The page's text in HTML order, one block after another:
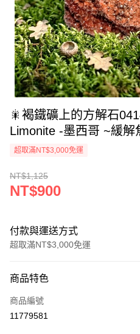
🎇褐鐵礦上的方解石
Limonite -墨西哥 ~緩解
超取滿NT$3,000免運
NT$1,125
NT$900
付款與運送方式
超取滿NT$3,000免運
信用卡一次付款
超商取貨付款
商品特色
商品編號
11779581